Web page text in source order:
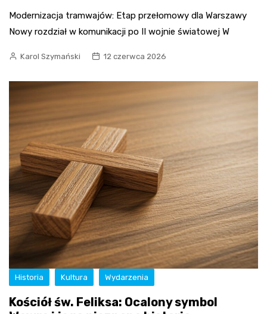
Modernizacja tramwajów: Etap przełomowy dla Warszawy
Nowy rozdział w komunikacji po II wojnie światowej W
Karol Szymański 12 czerwca 2026
Historia Kultura Wydarzenia
Kościół św. Feliksa: Ocalony symbol